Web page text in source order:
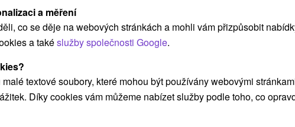
TIP
a měření
co se děje na webových stránkách a mohli vám přizpůsobit
a takéslužby společnosti Google.
textové soubory, které mohou být používány webovými
Díky cookies vám můžeme nabízet služby podle toho, co